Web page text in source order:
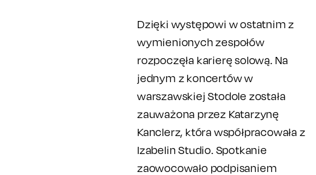
Dzięki występowi w ostatnim z
wymienionych zespołów
rozpoczęła karierę solową. Na
jednym z koncertów w
warszawskiej Stodole została
zauważona przez Katarzynę
Kanclerz, która współpracowała z
Izabelin Studio. Spotkanie
zaowocowało podpisaniem